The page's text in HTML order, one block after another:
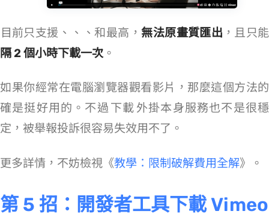
Video DownloadHelper 目前只支援 240p、360p、540p、720p 和最高 1080p，無法原畫質匯出 ，且只能
隔 2 個小時下載一次 。
如果你經常在電腦瀏覽器觀看影片，那麼這個方法的
確是挺好用的。不過 Vimeo 下載 Chrome 外掛本身服務也不是很穩
定，被舉報投訴很容易失效用不了。
更多詳情，不妨檢視《Video DownloadHelper 教學：限制/破解/費用全解》。
第 5 招：開發者工具下載 Vimeo